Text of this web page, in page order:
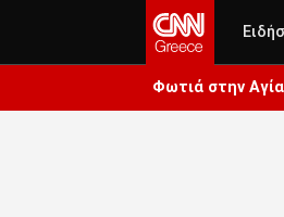
Φωτιά στην